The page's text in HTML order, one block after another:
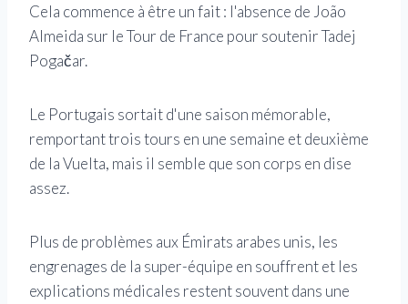
Cela commence à être un fait : l'absence de João
Almeida sur le Tour de France pour soutenir Tadej
Pogačar.
Le Portugais sortait d'une saison mémorable,
remportant trois tours en une semaine et deuxième
de la Vuelta, mais il semble que son corps en dise
assez.
Plus de problèmes aux Émirats arabes unis, les
engrenages de la super-équipe en souffrent et les
explications médicales restent souvent dans une